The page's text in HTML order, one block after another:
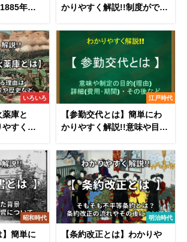
年日
かりやすく解説!!制度ができ
て
いろいろ
薬庫と
やすく解
江戸時代
【参勤交代とは】簡単にわ
かりやすく解説!!意味や目的
昭和時代
】簡単に
明治時代
【条約改正とは】わかりや